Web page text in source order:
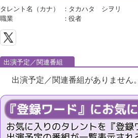
タレント名（カナ） ： タカハタ シヲリ
職業
：役者
出演予定／関連番組
出演予定／関連番組がありません。